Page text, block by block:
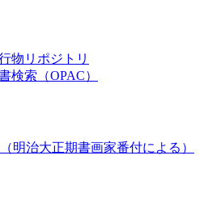
物リポジトリ
検索（OPAC）
明治大正期書画家番付による）